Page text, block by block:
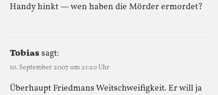
Handy hinkt — wen haben die Mörder ermordet?
Tobiassagt:
10. September 2007 um 21:20 Uhr
Überhaupt Friedmans Weitschweifigkeit. Er will ja